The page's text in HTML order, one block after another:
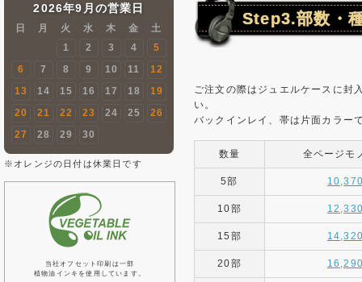
2026年9月の営業日
日 月 火 水 木 金
土
1
2 3 4
5
6
7 8 9 10 11
12
13
14 15 16 17 18
19
20
21 22 23 24 25
26
27
28 29 30
※オレンジの日付は休業日です
当社オフセット印刷は一部
植物油インキを使用しています。
Step3.部数・
ご注文の際はジュエルケースに封
い。
バックインレイ、帯は片面カラー
数量 全ページモ
5部
10部
15部
20部